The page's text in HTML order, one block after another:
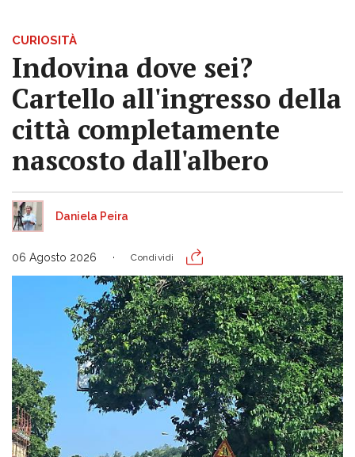
CURIOSITÀ
Indovina dove sei?
Cartello all'ingresso della
città completamente
nascosto dall'albero
Daniela Peira
06 Agosto 2026 Condividi